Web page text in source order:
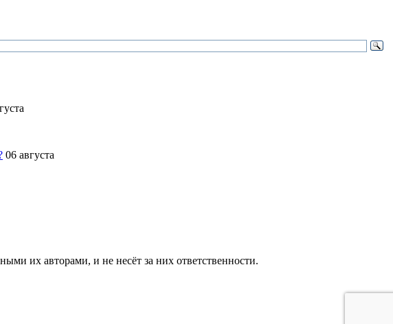
06 августа
их авторами, и не несёт за них ответственности.